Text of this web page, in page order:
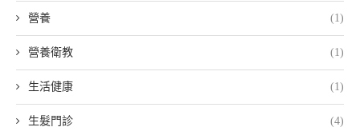
營養 (1)
營養衛教 (1)
生活健康 (1)
生髮門診 (4)